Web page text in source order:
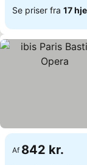
Se priser fra 17
Af 842 kr.